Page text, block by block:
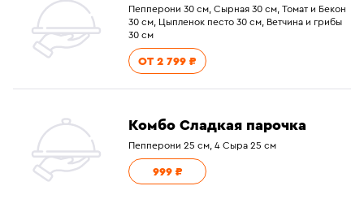
Пепперони 30 см, Сырная 30 см, Томат и Бекон
30 см, Цыпленок песто 30 см, Ветчина и грибы
30 см
ОТ 2 799 ₽
Комбо Сладкая парочка
Пепперони 25 см, 4 Сыра 25 см
999 ₽